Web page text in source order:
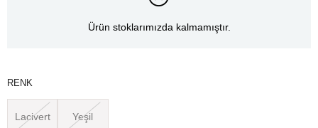
Ürün stoklarımızda kalmamıştır.
RENK
Lacivert Yeşil